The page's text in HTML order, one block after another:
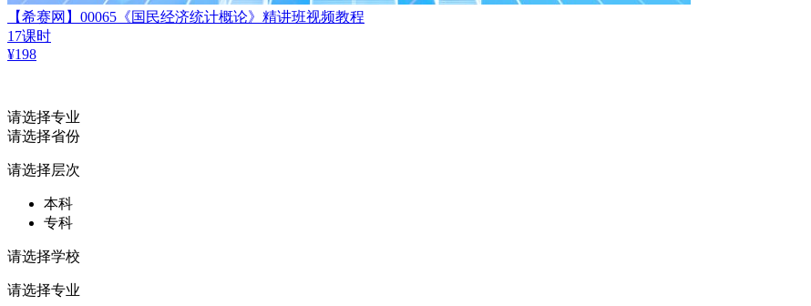
【希赛网】00065《国民经济统计概论》精讲班视频教程
17课时
¥198
请选择专业
请选择省份
请选择层次
本科
专科
请选择学校
请选择专业